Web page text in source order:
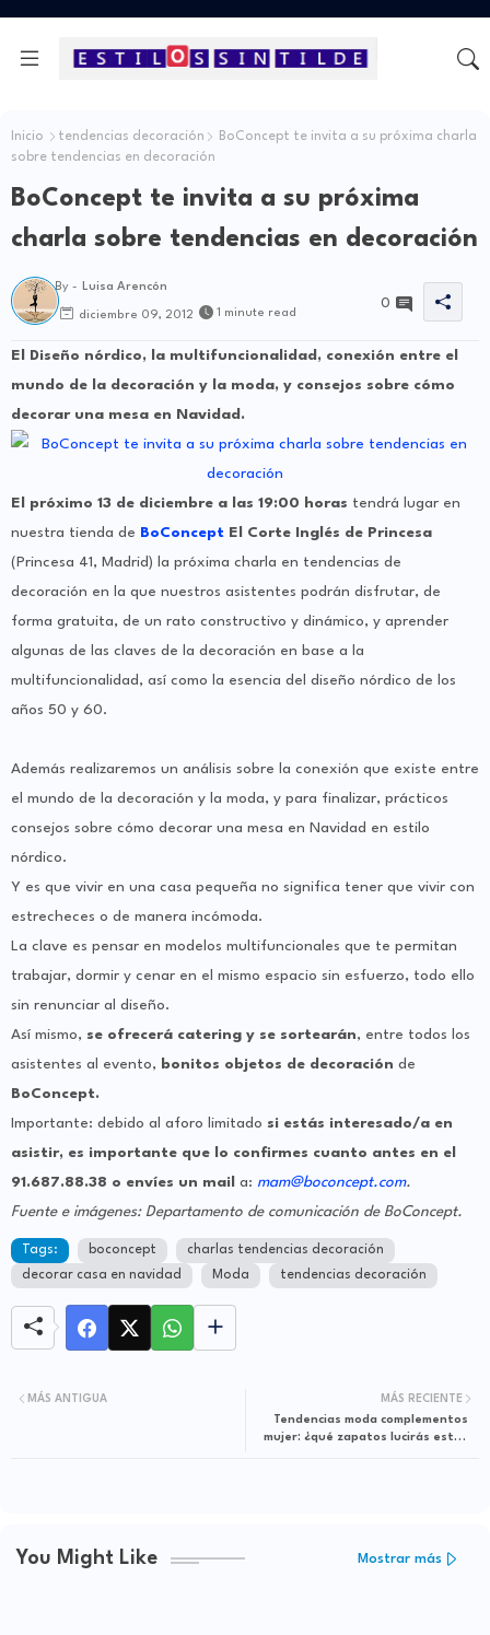
Inicio tendencias decoración
BoConcept te invita a su próxima charla
sobre tendencias en decoración
BoConcept te invita a su próxima
charla sobre tendencias en decoración
By - Luisa Arencón
diciembre 09, 2012 1 minute read
0
El Diseño nórdico, la multifuncionalidad, conexión entre el
mundo de la decoración y la moda, y consejos sobre cómo
decorar una mesa en Navidad.
El próximo 13 de diciembre a las 19:00 horas tendrá lugar en
nuestra tienda de BoConcept El Corte Inglés de Princesa
(Princesa 41, Madrid) la próxima charla en tendencias de
decoración en la que nuestros asistentes podrán disfrutar, de
forma gratuita, de un rato constructivo y dinámico, y aprender
algunas de las claves de la decoración en base a la
multifuncionalidad, así como la esencia del diseño nórdico de los
años 50 y 60.
Además realizaremos un análisis sobre la conexión que existe entre
el mundo de la decoración y la moda, y para finalizar, prácticos
consejos sobre cómo decorar una mesa en Navidad en estilo
nórdico.
Y es que vivir en una casa pequeña no significa tener que vivir con
estrecheces o de manera incómoda.
La clave es pensar en modelos multifuncionales que te permitan
trabajar, dormir y cenar en el mismo espacio sin esfuerzo, todo ello
sin renunciar al diseño.
Así mismo, se ofrecerá catering y se sortearán, entre todos los
asistentes al evento, bonitos objetos de decoración de
BoConcept.
Importante: debido al aforo limitado si estás interesado/a en
asistir, es importante que lo confirmes cuanto antes en el
91.687.88.38 o envíes un mail a: mam@boconcept.com.
Fuente e imágenes: Departamento de comunicación de BoConcept.
Tags: boconcept
charlas tendencias decoración
decorar casa en navidad
Moda tendencias decoración
MÁS RECIENTE
Tendencias moda complementos
mujer: ¿qué zapatos lucirás estas
MÁS ANTIGUA
You Might Like Mostrar más